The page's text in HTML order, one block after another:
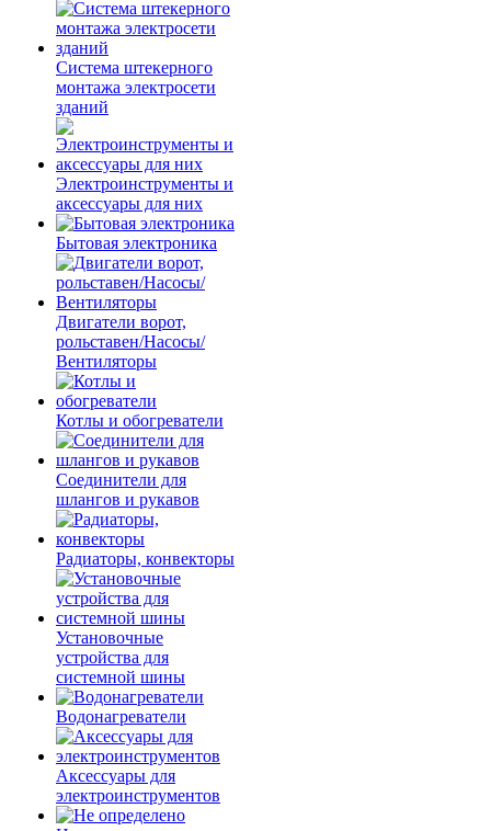
Система штекерного
монтажа электросети
зданий
Электроинструменты и
аксессуары для них
Бытовая электроника
Двигатели ворот,
рольставен/Насосы/
Вентиляторы
Котлы и обогреватели
Соединители для
шлангов и рукавов
Радиаторы, конвекторы
Установочные
устройства для
системной шины
Водонагреватели
Аксессуары для
электроинструментов